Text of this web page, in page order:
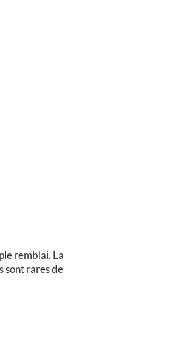
remblai. La
sont rares de